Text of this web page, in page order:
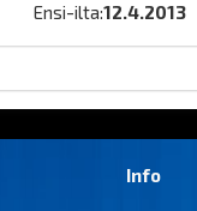
Ensi-ilta:12.4.2013
Info